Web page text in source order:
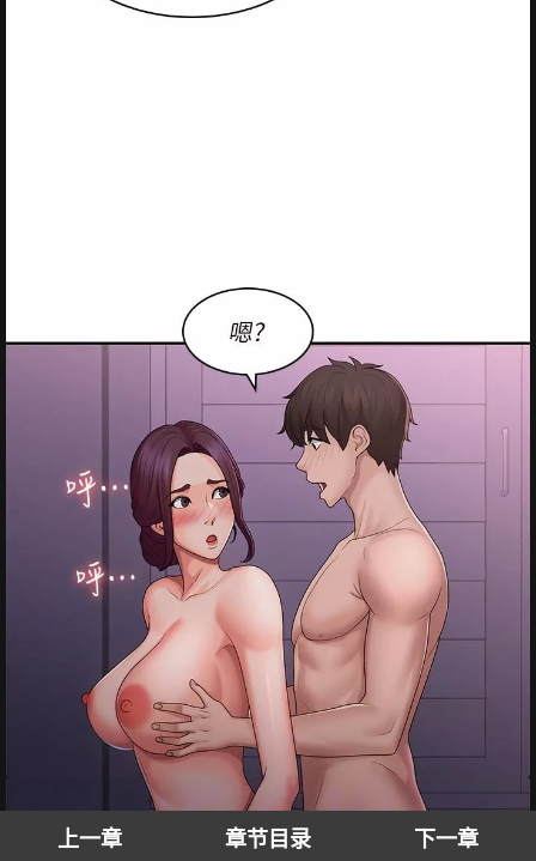
上一章 章节目录 下一章